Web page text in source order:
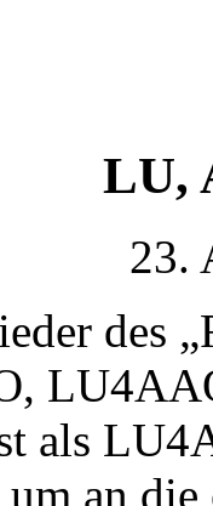
LU,
23.
des
als
an